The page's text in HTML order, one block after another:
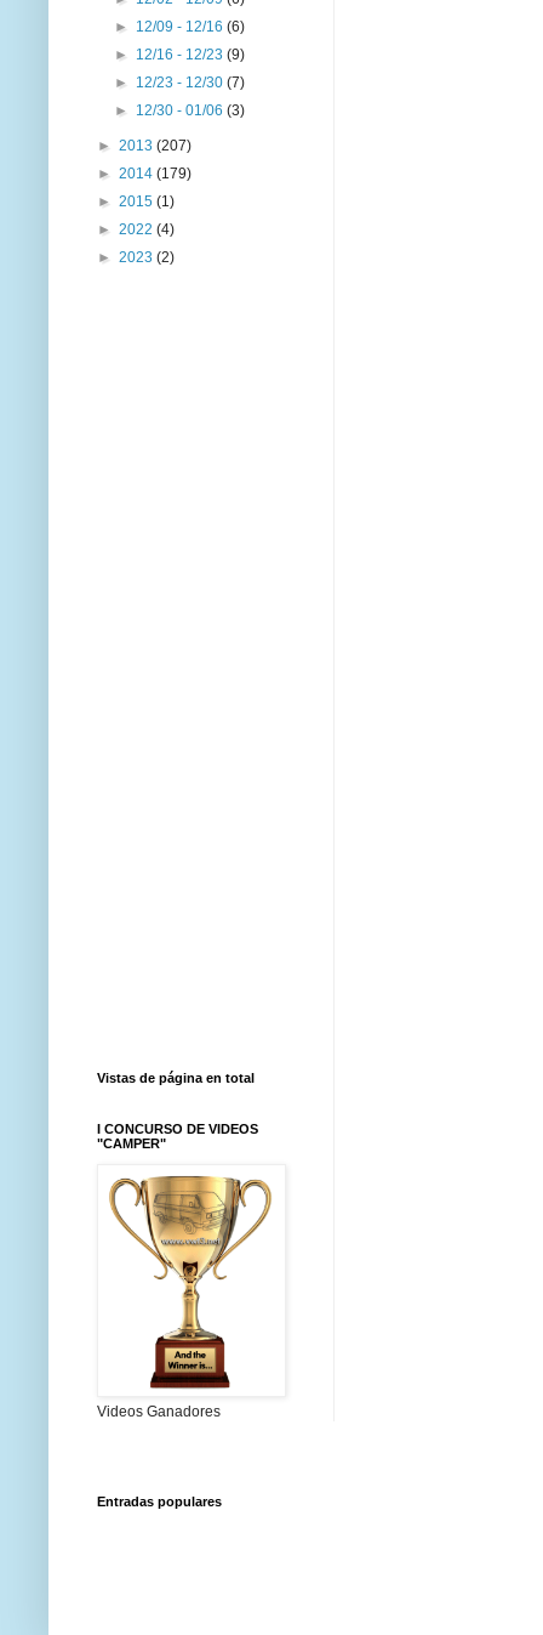
► 12/09 - 12/16(6)
► 12/16 - 12/23(9)
► 12/23 - 12/30(7)
► 12/30 - 01/06(3)
► 2013 (207)
► 2014 (179)
► 2015 (1)
► 2022 (4)
► 2023 (2)
Vistas de página en total
I CONCURSO DE VIDEOS
"CAMPER"
Videos Ganadores
Entradas populares